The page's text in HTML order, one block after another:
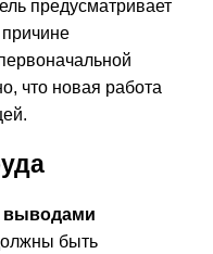
предусматривает
что новая работа
выводами
быть